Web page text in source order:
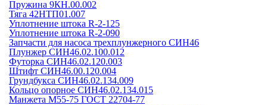
Пружина 9КН.00.002
Тяга 42НТП01.007
Уплотнение штока R-2-125
Уплотнение штока R-2-090
Запчасти для насоса трехплунжерного СИН46
Плунжер СИН46.02.100.012
Футорка СИН46.02.120.003
Штифт СИН46.00.120.004
Грундбукса СИН46.02.134.009
Кольцо опорное СИН46.02.134.015
Манжета М55-75 ГОСТ 22704-77